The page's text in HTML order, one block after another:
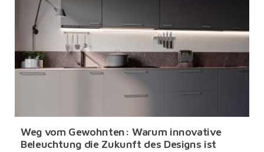
Weg vom Gewohnten: Warum innovative
Beleuchtung die Zukunft des Designs ist